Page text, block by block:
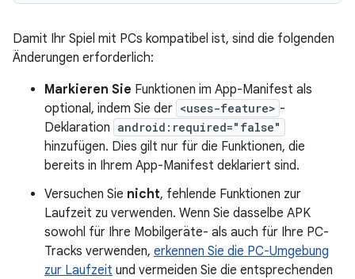
Damit Ihr Spiel mit PCs kompatibel ist, sind die folgenden
Änderungen erforderlich:
Markieren Sie Funktionen im App-Manifest als
optional, indem Sie der <uses-feature> -
Deklaration android:required="false"
hinzufügen. Dies gilt nur für die Funktionen, die
bereits in Ihrem App-Manifest deklariert sind.
Versuchen Sie nicht, fehlende Funktionen zur
Laufzeit zu verwenden. Wenn Sie dasselbe APK
sowohl für Ihre Mobilgeräte- als auch für Ihre PC-
Tracks verwenden, erkennen Sie die PC-Umgebung
zur Laufzeit und vermeiden Sie die entsprechenden